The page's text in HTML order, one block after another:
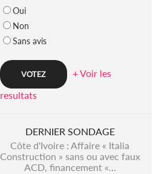
Oui
Non
Sans avis
+ Voir les
resultats
DERNIER SONDAGE
Côte d'Ivoire : Affaire « Italia
Construction » sans ou avec faux
ACD, financement «...